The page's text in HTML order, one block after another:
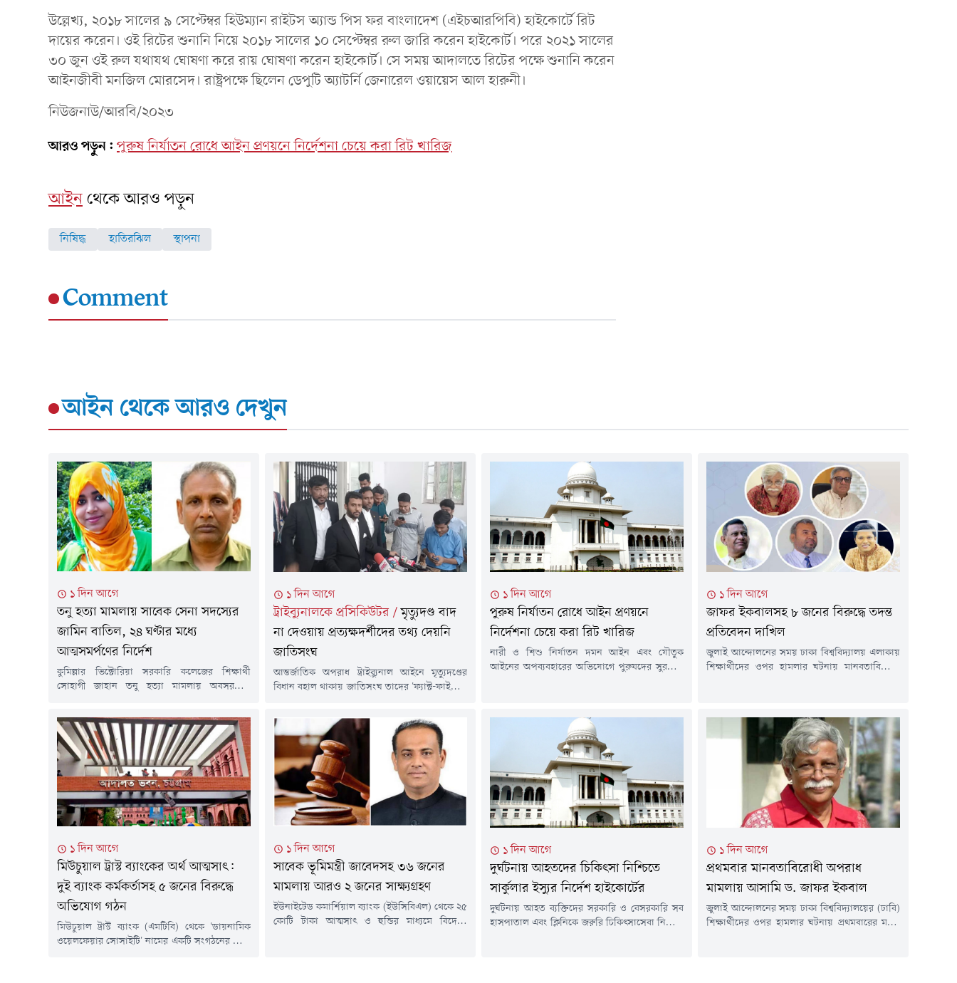
উল্লেখ্য, ২০১৮ সালের ৯ সেপ্টেম্বর হিউম্যান রাইটস অ্যান্ড পিস ফর বাংলাদেশ (এইচআরপিবি) হাইকোর্টে রিট
দায়ের করেন। ওই রিটের শুনানি নিয়ে ২০১৮ সালের ১০ সেপ্টেম্বর রুল জারি করেন হাইকোর্ট। পরে ২০২১ সালের
৩০ জুন ওই রুল যথাযথ ঘোষণা করে রায় ঘোষণা করেন হাইকোর্ট। সে সময় আদালতে রিটের পক্ষে শুনানি করেন
আইনজীবী মনজিল মোরসেদ। রাষ্ট্রপক্ষে ছিলেন ডেপুটি অ্যাটর্নি জেনারেল ওয়ায়েস আল হারুনী।
নিউজনাউ/আরবি/২০২৩
আরও পড়ুন: পুরুষ নির্যাতন রোধে আইন প্রণয়নে নির্দেশনা চেয়ে করা রিট খারিজ
আইনথেকে আরও পড়ুন
নিষিদ্ধ হাতিরঝিল স্থাপনা
Comment
আইনথেকে আরও দেখুন
১ দিন আগে
তনু হত্যা মামলায় সাবেক সেনা সদস্যের
জামিন বাতিল, ২৪ ঘণ্টার মধ্যে
আত্মসমর্পণের নির্দেশ
কুমিল্লার ভিক্টোরিয়া সরকারি কলেজের শিক্ষার্থী
সোহাগী জাহান তনু হত্যা মামলায় অবসরপ্রাপ্ত
করেছেন আদালত। একই সঙ্গে তাকে ২৪ ঘণ্টার মধ্যে
আত্মসমর্পণের নির্দেশ দেওয়া হয়েছে।বৃহস্পতিবার (৬
আগস্ট) বিষয়টি নিশ্চিত করেন অ্যাটর্নি জেনারেল মো.
রুহুল কুদ্দুস কাজল।এর আগে গত ২ আগস্ট হাইকোর্টের
বিচারপতি জাকির আহমেদ ও বিচারপতি সাথীকা...
১ দিন আগে
ট্রাইব্যুনালকে প্রসিকিউটর /মৃত্যুদণ্ড বাদ
না দেওয়ায় প্রত্যক্ষদর্শীদের তথ্য দেয়নি
জাতিসংঘ
আন্তর্জাতিক অপরাধ ট্রাইব্যুনাল আইনে মৃত্যুদণ্ডের
বিধান বহাল থাকায় জাতিসংঘ তাদের 'ফ্যাক্ট-ফাইন্ডিং'
করেনি বলে জানিয়েছেন প্রসিকিউটর গাজী
মোনাওয়ার হুসাইন তামীম।বৃহস্পতিবার (৬ আগস্ট)
আন্তর্জাতিক অপরাধ ট্রাইব্যুনাল-২-এ একটি মামলার
শুনানিতে এ তথ্য জানিয়েছেন তিনি।ট্রাইব্যুনাল-২-এ
আজ জুলাই গণ-অভ্যুত্থানের সময় সংঘটিত
মানবতাবিরোধী অপরাধের ঘটনায় আওয়ামী লীগের
(কার্যক্রম নিষিদ্ধ) সাধারণ সম্পাদক...
১ দিন আগে
পুরুষ নির্যাতন রোধে আইন প্রণয়নে
নির্দেশনা চেয়ে করা রিট খারিজ
নারী ও শিশু নির্যাতন দমন আইন এবং যৌতুক
আইনের অপব্যবহারের অভিযোগে পুরুষদের সুরক্ষায়
বিচারপতি দেবাশীষ রায় চৌধুরীর সমন্বয়ে গঠিত
হাইকোর্ট বেঞ্চ বৃহস্পতিবার (৬ আগস্ট) শুনানি শেষে এ
আদেশ দেন।বাটারফ্লাই হিউম্যান রাইটস
ফাউন্ডেশনের...
১ দিন আগে
জাফর ইকবালসহ ৮ জনের বিরুদ্ধে তদন্ত
প্রতিবেদন দাখিল
জুলাই আন্দোলনের সময় ঢাকা বিশ্ববিদ্যালয় এলাকায়
শিক্ষার্থীদের ওপর হামলার ঘটনায় মানবতাবিরোধী
দিয়েছে তদন্ত সংস্থা।বৃহস্পতিবার (৬ আগস্ট)
আন্তর্জাতিক অপরাধ ট্রাইব্যুনালের প্রসিকিউশন
কার্যালয়ে এই তদন্ত প্রতিবেদন জমা দেওয়া হয়।
প্রসিকিউটর গাজী এম এইচ...
১ দিন আগে
মিউচুয়াল ট্রাস্ট ব্যাংকের অর্থ আত্মসাৎ:
দুই ব্যাংক কর্মকর্তাসহ ৫ জনের বিরুদ্ধে
অভিযোগ গঠন
মিউচুয়াল ট্রাস্ট ব্যাংক (এমটিবি) থেকে 'ডায়নামিক
ওয়েলফেয়ার সোসাইটি' নামের একটি সংগঠনের নামে
১ দিন আগে
সাবেক ভূমিমন্ত্রী জাবেদসহ ৩৬ জনের
মামলায় আরও ২ জনের সাক্ষ্যগ্রহণ
ইউনাইটেড কমার্শিয়াল ব্যাংক (ইউসিবিএল) থেকে ২৫
কোটি টাকা আত্মসাৎ ও হুন্ডির মাধ্যমে বিদেশে
১ দিন আগে
দুর্ঘটনায় আহতদের চিকিৎসা নিশ্চিতে
সার্কুলার ইস্যুর নির্দেশ হাইকোর্টের
দুর্ঘটনায় আহত ব্যক্তিদের সরকারি ও বেসরকারি সব
হাসপাতাল এবং ক্লিনিকে জরুরি চিকিৎসাসেবা নিশ্চিত
১ দিন আগে
প্রথমবার মানবতাবিরোধী অপরাধ
মামলায় আসামি ড. জাফর ইকবাল
জুলাই আন্দোলনের সময় ঢাকা বিশ্ববিদ্যালয়ের (ঢাবি)
শিক্ষার্থীদের ওপর হামলার ঘটনায় প্রথমবারের মতো